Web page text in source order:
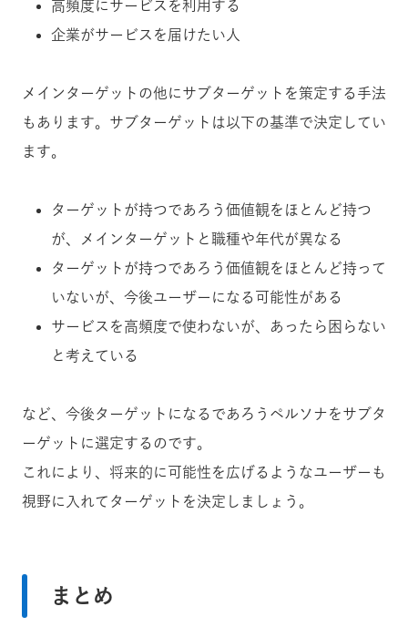
高頻度にサービスを利用する
企業がサービスを届けたい人
メインターゲットの他にサブターゲットを策定する手法
もあります。サブターゲットは以下の基準で決定してい
ます。
ターゲットが持つであろう価値観をほとんど持つ
が、メインターゲットと職種や年代が異なる
ターゲットが持つであろう価値観をほとんど持って
いないが、今後ユーザーになる可能性がある
サービスを高頻度で使わないが、あったら困らない
と考えている
など、今後ターゲットになるであろうペルソナをサブタ
ーゲットに選定するのです。
これにより、将来的に可能性を広げるようなユーザーも
視野に入れてターゲットを決定しましょう。
まとめ